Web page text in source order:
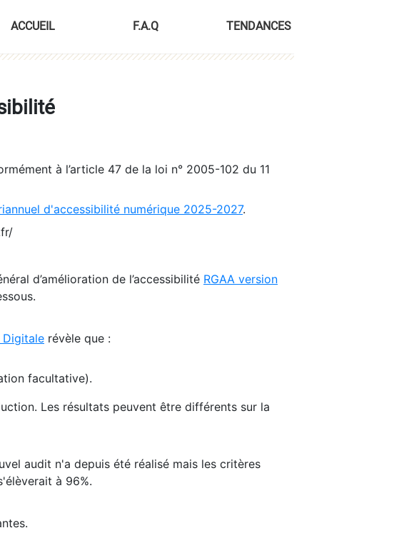
ACCUEIL F.A.Q TENDANCES
à l’article 47 de la loi n° 2005-102 du 11
d'accessibilité numérique 2025-2027.
d’amélioration de l’accessibilité RGAA version
Digitale révèle que :
facultative).
Les résultats peuvent être différents sur la
audit n'a depuis été réalisé mais les critères
à 96%.